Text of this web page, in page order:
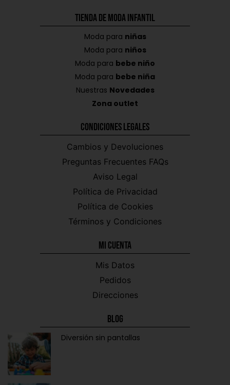
Tienda de Moda Infantil
Moda para niñas
Moda para niños
Moda para bebe niño
Moda para bebe niña
Nuestras Novedades
Zona outlet
Condiciones Legales
Cambios y Devoluciones
Preguntas Frecuentes FAQs
Aviso Legal
Política de Privacidad
Política de Cookies
Términos y Condiciones
Mi CUENTA
Mis Datos
Pedidos
Direcciones
Blog
Diversión sin pantallas